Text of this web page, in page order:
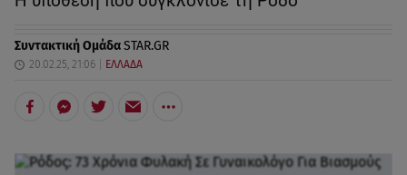
Συντακτική ΟμάδαSTAR.GR
20.02.25, 21:06 ΕΛΛΑΔΑ